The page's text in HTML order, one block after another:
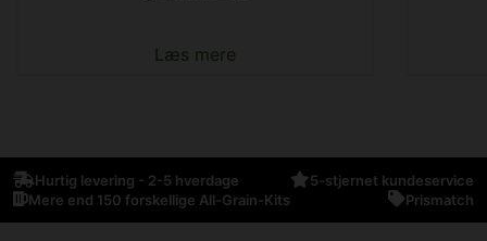
Læs mere
Hurtig levering - 2-5 hverdage
5-stjernet kundeservice
Mere end 150 forskellige All-Grain-Kits
Prismatch